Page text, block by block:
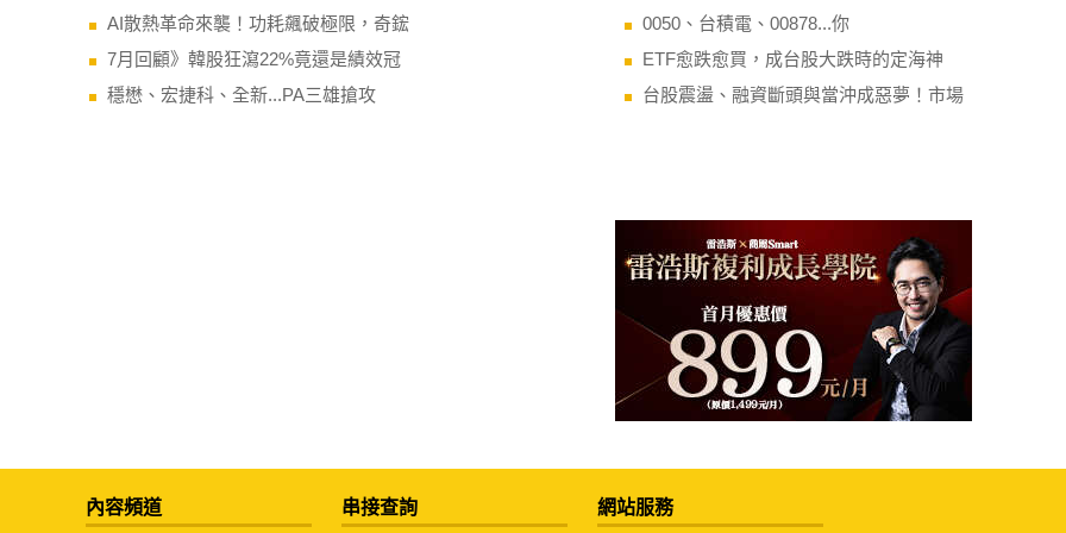
AI散熱革命來襲！功耗飆破極限，奇鋐
7月回顧》韓股狂瀉22%竟還是績效冠
穩懋、宏捷科、全新...PA三雄搶攻
0050、台積電、00878...你
ETF愈跌愈買，成台股大跌時的定海神
台股震盪、融資斷頭與當沖成惡夢！市場
內容頻道 串接查詢 網站服務